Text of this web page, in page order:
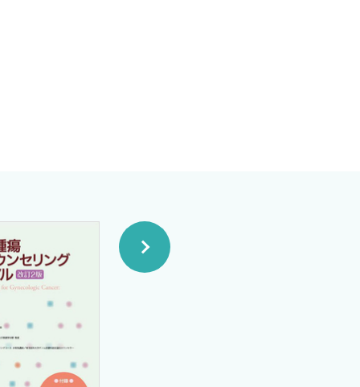
守〉
ください 〈松原圭一〉
を教えてください 〈近藤
てください 〈牧野真太